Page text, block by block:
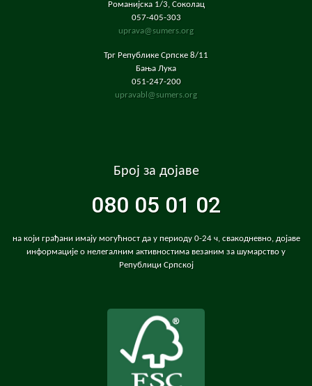
Романијска 1/3, Соколац
057-405-303
uprava@sumers.org
Трг Републике Српске 8/11
Бања Лука
051-247-200
upravabl@sumers.org
Број за дојаве
080 05 01 02
на који грађани имају могућност да у периоду 0-24 ч, свакодневно, дојаве
информације о нелегалним активностима везаним за шумарство у
Републици Српској